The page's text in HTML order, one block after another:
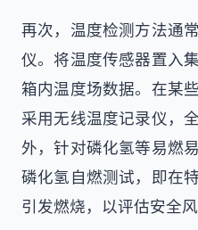
再次，温度检测方法通
仪。将温度传感器置入
箱内温度场数据。在某
采用无线温度记录仪，
外，针对磷化氢等易燃
磷化氢自燃测试，即在
引发燃烧，以评估安全风